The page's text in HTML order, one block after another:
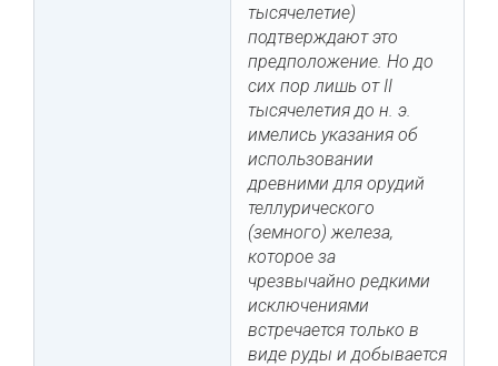
тысячелетие)
подтверждают это
предположение. Но до
сих пор лишь от II
тысячелетия до н. э.
имелись указания об
использовании
древними для орудий
теллурического
(земного) железа,
которое за
чрезвычайно редкими
исключениями
встречается только в
виде руды и добывается